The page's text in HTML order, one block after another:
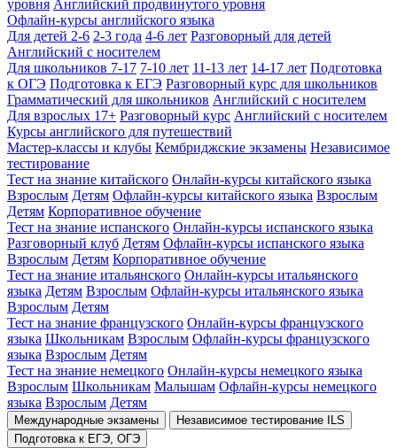
уровня Английский продвинутого уровня
Офлайн-курсы английского языка
Для детей 2-6 2-3 года 4-6 лет Разговорный для детей
Английский с носителем
Для школьников 7-17 7-10 лет 11-13 лет 14-17 лет Подготовка
к ОГЭ Подготовка к ЕГЭ Разговорный курс для школьников
Грамматический для школьников Английский с носителем
Для взрослых 17+ Разговорный курс Английский с носителем
Курсы английского для путешествий
Мастер-классы и клубы Кембриджские экзамены Независимое
тестирование
Тест на знание китайского Онлайн-курсы китайского языка
Взрослым Детям Офлайн-курсы китайского языка Взрослым
Детям Корпоративное обучение
Тест на знание испанского Онлайн-курсы испанского языка
Разговорный клуб Детям Офлайн-курсы испанского языка
Взрослым Детям Корпоративное обучение
Тест на знание итальянского Онлайн-курсы итальянского
языка Детям Взрослым Офлайн-курсы итальянского языка
Взрослым Детям
Тест на знание французского Онлайн-курсы французского
языка Школьникам Взрослым Офлайн-курсы французского
языка Взрослым Детям
Тест на знание немецкого Онлайн-курсы немецкого языка
Взрослым Школьникам Малышам Офлайн-курсы немецкого
языка Взрослым Детям
Международные экзамены
Независимое тестирование ILS
Подготовка к ЕГЭ, ОГЭ